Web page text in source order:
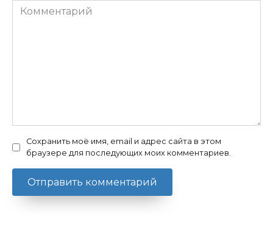
Комментарий
Сохранить моё имя, email и адрес сайта в этом
браузере для последующих моих комментариев.